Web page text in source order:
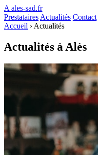
A ales-sad.fr
Prestataires Actualités Contact
Accueil › Actualités
Actualités à Alès